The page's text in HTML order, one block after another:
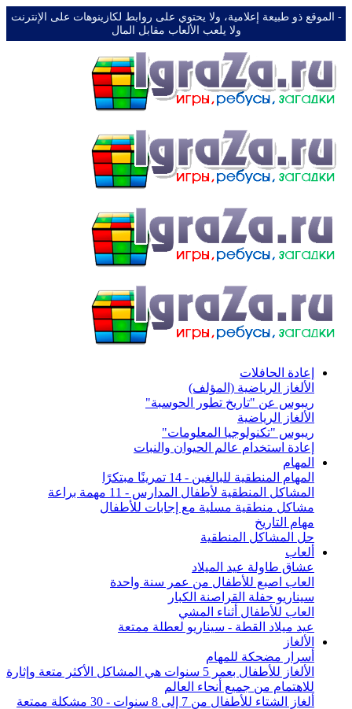
-️ الموقع ذو طبيعة إعلامية، ولا يحتوي على روابط لكازينوهات على الإنترنت
ولا يلعب الألعاب مقابل المال
إعادة الحافلات
الألغاز الرياضية (المؤلف)
ريبوس عن "تاريخ تطور الحوسبة"
الألغاز الرياضية
ريبوس "تكنولوجيا المعلومات"
إعادة استخدام عالم الحيوان والنبات
المهام
المهام المنطقية للبالغين - 14 تمرينًا مبتكرًا
المشاكل المنطقية لأطفال المدارس - 11 مهمة براعة
مشاكل منطقية مسلية مع إجابات للأطفال
مهام التاريخ
حل المشاكل المنطقية
ألعاب
عشاق طاولة عيد الميلاد
العاب اصبع للأطفال من عمر سنة واحدة
سيناريو حفلة القراصنة الكبار
العاب للأطفال أثناء المشي
عيد ميلاد القطة - سيناريو لعطلة ممتعة
الألغاز
أسرار مضحكة للمهام
الألغاز للأطفال بعمر 5 سنوات هي المشاكل الأكثر متعة وإثارة
للاهتمام من جميع أنحاء العالم
ألغاز الشتاء للأطفال من 7 إلى 8 سنوات - 30 مشكلة ممتعة